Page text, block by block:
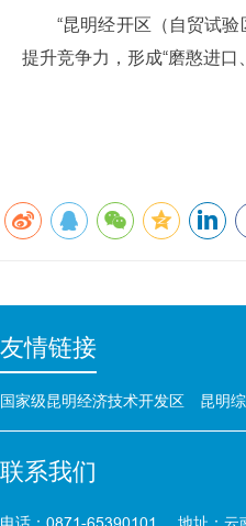
“昆明经开区（自贸试
提升竞争力，形成“磨憨进
友情链接
国家级昆明经济技术开发区 昆明
联系我们